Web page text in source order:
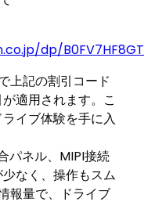
dp/B0FV7HF8GT
上記の割引コード
適用されます。こ
イブ体験を手に入
パネル、MIPI接続
なく、操作もスム
報量で、ドライブ